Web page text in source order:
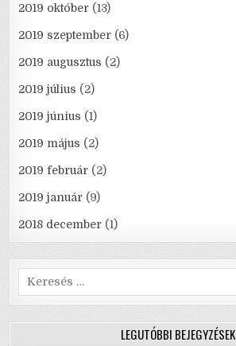
2019 október (13)
2019 szeptember (6)
2019 augusztus (2)
2019 július (2)
2019 június (1)
2019 május (2)
2019 február (2)
2019 január (9)
2018 december (1)
Search
for:
LEGUTÓBBI BEJEGYZÉSEK